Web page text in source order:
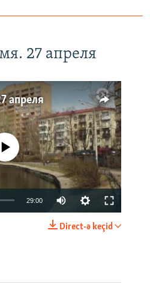
27 апреля
апреля
currently available
29:00
Direct-ə keçid